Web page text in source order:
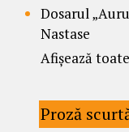
Dosarul
Nastase
Afișează
Proză